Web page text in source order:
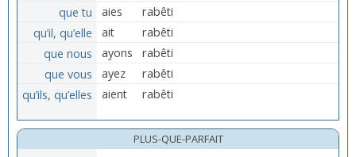
que tu
aies
rabêti
qu’il, qu’elle
ait
rabêti
que nous
ayons
rabêti
que vous
ayez
rabêti
qu’ils, qu’elles
aient rabêti
PLUS-QUE-PARFAIT